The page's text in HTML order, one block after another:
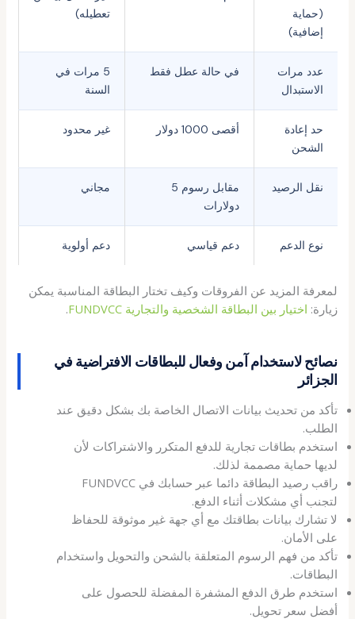
(حماية
إضافية)
تعطيله)
عدد مرات
الاستبدال
في حالة عطل فقط
5 مرات في
السنة
حد إعادة
الشحن
أقصى 1000 دولار غير محدود
نقل الرصيد
مقابل رسوم 5
دولارات
مجاني
نوع الدعم دعم قياسي دعم أولوية
لمعرفة المزيد عن الفروقات وكيف تختار البطاقة المناسبة يمكن
زيارة: اختيار بين البطاقة الشخصية والتجارية FUNDVCC .
نصائح لاستخدام آمن وفعال للبطاقات الافتراضية في
الجزائر
تأكد من تحديث بيانات الاتصال الخاصة بك بشكل دقيق عند
الطلب.
استخدم بطاقات تجارية للدفع المتكرر والاشتراكات لأن
لديها حماية مصممة لذلك.
راقب رصيد البطاقة دائما عبر حسابك في FUNDVCC
لتجنب أي مشكلات أثناء الدفع.
لا تشارك بيانات بطاقتك مع أي جهة غير موثوقة للحفاظ
على الأمان.
تأكد من فهم الرسوم المتعلقة بالشحن والتحويل واستخدام
البطاقات.
استخدم طرق الدفع المشفرة المفضلة للحصول على
أفضل سعر تحويل.